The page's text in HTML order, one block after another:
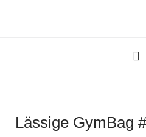
Lässige GymBag